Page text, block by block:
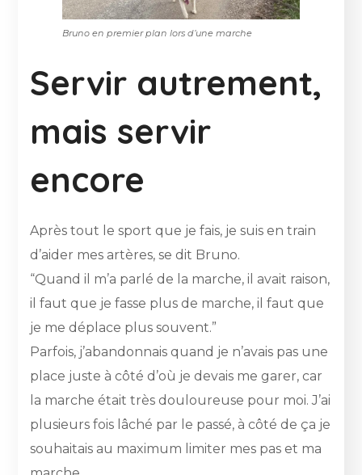
Bruno en premier plan lors d’une marche
Servir autrement,
mais servir
encore
Après tout le sport que je fais, je suis en train
d’aider mes artères, se dit Bruno.
“Quand il m’a parlé de la marche, il avait raison,
il faut que je fasse plus de marche, il faut que
je me déplace plus souvent.”
Parfois, j’abandonnais quand je n’avais pas une
place juste à côté d’où je devais me garer, car
la marche était très douloureuse pour moi. J’ai
plusieurs fois lâché par le passé, à côté de ça je
souhaitais au maximum limiter mes pas et ma